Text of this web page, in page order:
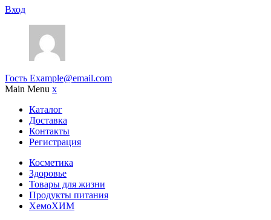
Вход
Гость Example@email.com
Main Menu x
Каталог
Доставка
Контакты
Регистрация
Косметика
Здоровье
Товары для жизни
Продукты питания
ХемоХИМ